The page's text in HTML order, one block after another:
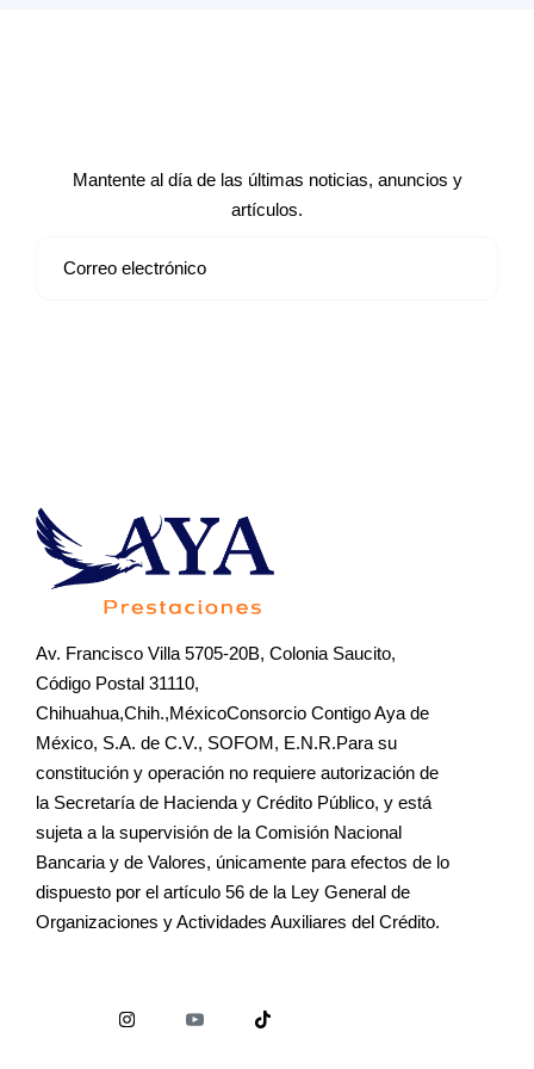
Mantente al día de las últimas noticias, anuncios y
artículos.
Av. Francisco Villa 5705-20B, Colonia Saucito,
Código Postal 31110,
Chihuahua,Chih.,MéxicoConsorcio Contigo Aya de
México, S.A. de C.V., SOFOM, E.N.R.Para su
constitución y operación no requiere autorización de
la Secretaría de Hacienda y Crédito Público, y está
sujeta a la supervisión de la Comisión Nacional
Bancaria y de Valores, únicamente para efectos de lo
dispuesto por el artículo 56 de la Ley General de
Organizaciones y Actividades Auxiliares del Crédito.